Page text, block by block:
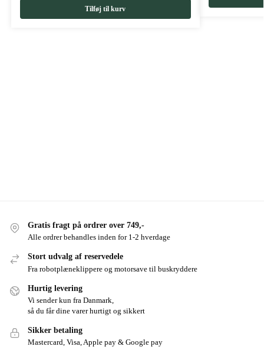
Tilføj til kurv
Gratis fragt på ordrer over 749,-
Alle ordrer behandles inden for 1-2 hverdage
Stort udvalg af reservedele
Fra robotplæneklippere og motorsave til buskryddere
Hurtig levering
Vi sender kun fra Danmark,
så du får dine varer hurtigt og sikkert
Sikker betaling
Mastercard, Visa, Apple pay & Google pay